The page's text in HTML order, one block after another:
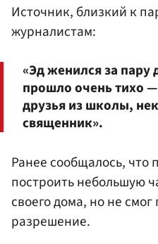
Источник, близкий к
журналистам:
«Эд женился за пару
прошло очень тихо
друзья из школы,
священник».
Ранее сообщалось, что
построить небольшую
своего дома, но не смог
разрешение.